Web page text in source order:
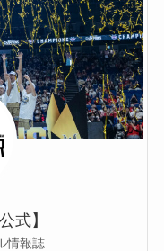
式】
情報誌